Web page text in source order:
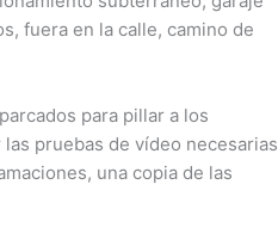
fuera en la calle, camino de
para pillar a los
pruebas de vídeo necesarias
una copia de las